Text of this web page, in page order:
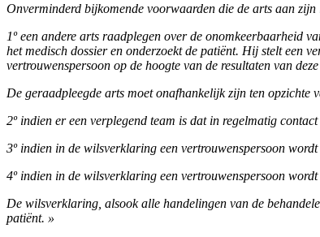
Onverminderd bijkomende voorwaarden die de arts aan
1º een andere arts raadplegen over de onomkeerbaarheid
het medisch dossier en onderzoekt de patiënt. Hij stelt een
vertrouwenspersoon op de hoogte van de resultaten van
De geraadpleegde arts moet onafhankelijk zijn ten opzichte
2º indien er een verplegend team is dat in regelmatig
3º indien in de wilsverklaring een vertrouwenspersoon
4º indien in de wilsverklaring een vertrouwenspersoon
De wilsverklaring, alsook alle handelingen van de
patiënt. »